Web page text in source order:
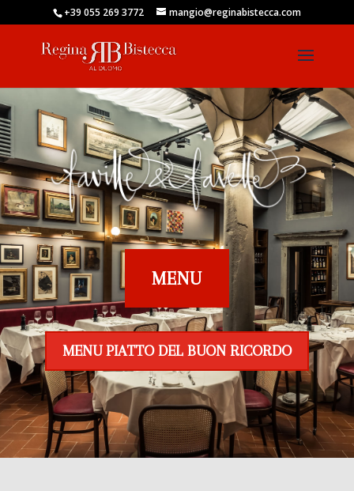
+39 055 269 3772 mangio@reginabistecca.com
MENU
MENU PIATTO DEL BUON RICORDO